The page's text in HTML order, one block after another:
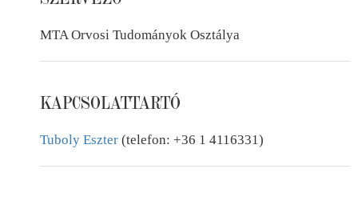
MTA Orvosi Tudományok Osztálya
KAPCSOLATTARTÓ
Tuboly Eszter (telefon: +36 1 4116331)